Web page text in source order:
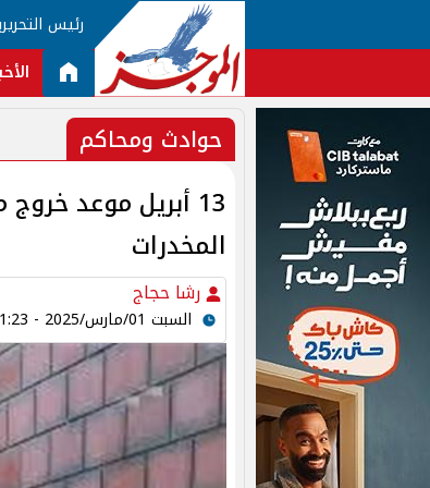
رئيس التحرير
حوادث ومحاكم
13 أبريل موعد
المخدرات
رشا حجاج
السبت 01/مارس/2025 - 11:23 م